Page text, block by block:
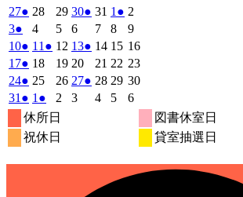
曜
日
曜
日
曜
日
曜
日
曜
日
曜
日
272026
年
7
月
27
日
● (1
件
の
イ
ベ
ン
ト)
282026
7
月
日
292026
年
7
月
29
日
302026
7
月
30
日
● (1
件
の
イ
ベ
ン
31 2026
年
7
月
31
日
1 2026
年
8
月
1
日
● (1
件
の
イ
ベ
ン
ト)
2
年
8
月
2
日
32026
年
8
月
3
日
●
件
の
イ
ベ
ン
ト)
42026
年
8
月
4
日
52026
年
8
月
5
日
62026
年
8
月
6
日
72026
年
8
月
7
日
82026
年
8
月
8
日
92026
年
8
月
9
日
102026
年
8
月
10
日
● (1
件
の
イ
ベ
ン
ト)
11 2026
11
日
● (1
件
の
イ
ベ
ン
ト)
12 2026
年
8
月
12
132026
年
8
月
● (1
件
の
イ
142026
年
8
月
14
152026
年
8
月
15
162026
8
16
172026
年
8
月
17
日
● (1
件
の
イ
ベ
ン
182026
月
18
日
192026
年
8
202026
年
21 2026
年
8
22 2026
年
232026
年
月
242026
年
8
月
24
● (1
件
の
イ
ベ
252026
年
8
月
25
262026
年
272026
● (1
件
282026
年
292026
年
302026
8
月
31 2026
年
8
月
● (1
件
の
イ
ベ
1 2026
年
9
月
●
件
の
イ
ベ
2 2026
32026
42026
52026
日
62026
年
9
日
休所日
図書休室日
祝休日
貸室抽選日